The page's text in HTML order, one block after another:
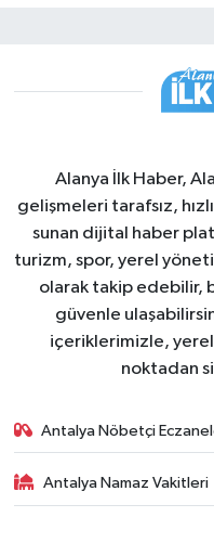
Alanya İlk Haber,
gelişmeleri tarafsız,
sunan dijital haber
turizm, spor, yerel
olarak takip edebilir,
güvenle
içeriklerimizle,
noktadan
Antalya Nöbetçi
Antalya Namaz Vakitleri